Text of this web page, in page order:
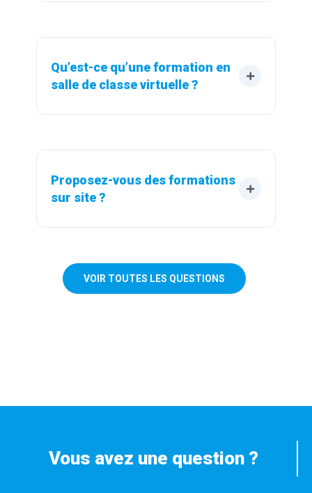
Qu’est-ce qu’une formation en
salle de classe virtuelle ?
Proposez-vous des formations
sur site ?
VOIR TOUTES LES QUESTIONS
Vous avez une question ?